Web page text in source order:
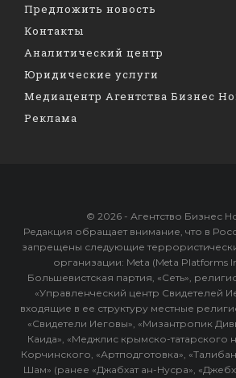
Предложить новость
Контакты
Аналитический центр
Юридические услуги
Медиацентр Агентства Бизнес
Реклама
© 2026 - Агентство Бизнес
Редакция обращает внимание, что в
запрещены следующие
организации: Meta (Meta Platforms
Большевистская партия, «Сеть»,
«Управленческий центр Свидетелей
входящие в ее структуру местные
«Свидетели Иеговы», «Мизантропик
Каида», «Меджлис крымско-татарского
Корчинского, «Артподготовка»,
Шам» (ранее «Джабхат ан-Нусра»,